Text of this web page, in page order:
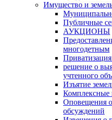
Имущество и
Публичные
АУКЦИОНЫ
многодетным
решение о
учтенного
Изъятие
Комплексные
Оповещения
обсуждений